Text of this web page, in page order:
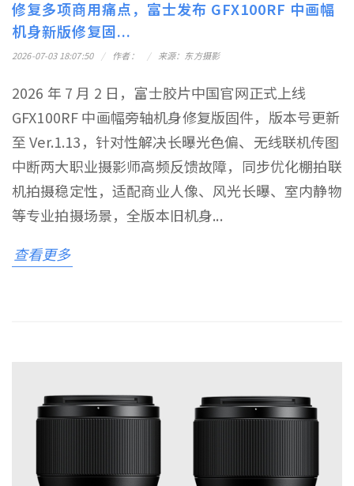
修复多项商用痛点，富士发布 GFX100RF 中画幅
机身新版修复固...
2026-07-03 18:07:50 作者： 来源：东方摄影
2026 年 7 月 2 日，富士胶片中国官网正式上线
GFX100RF 中画幅旁轴机身修复版固件，版本号更新
至 Ver.1.13，针对性解决长曝光色偏、无线联机传图
中断两大职业摄影师高频反馈故障，同步优化棚拍联
机拍摄稳定性，适配商业人像、风光长曝、室内静物
等专业拍摄场景，全版本旧机身...
查看更多